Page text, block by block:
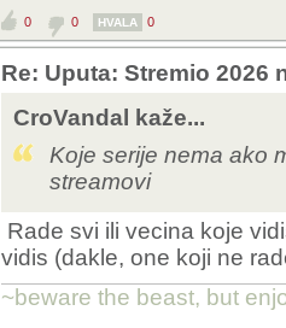
0 0 HVALA 0
Re: Uputa: Stremio 2026
CroVandal kaže...
Koje serije nema ako
streamovi
Rade svi ili vecina koje
vidis (dakle, one koji ne
~beware the beast, but